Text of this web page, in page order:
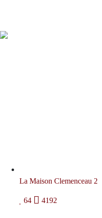
La Maison Clemenceau 2
64 4192